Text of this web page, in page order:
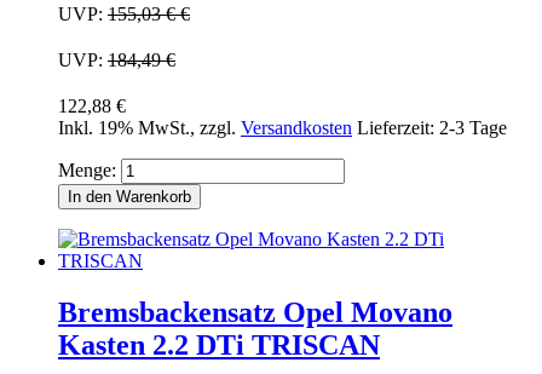
UVP: 155,03 €€
UVP: 184,49 €
122,88 €
Inkl. 19% MwSt., zzgl. Versandkosten Lieferzeit: 2-3 Tage
Menge:
In den Warenkorb
Bremsbackensatz Opel Movano
Kasten 2.2 DTi TRISCAN